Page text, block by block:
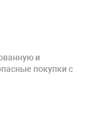
и
покупки с